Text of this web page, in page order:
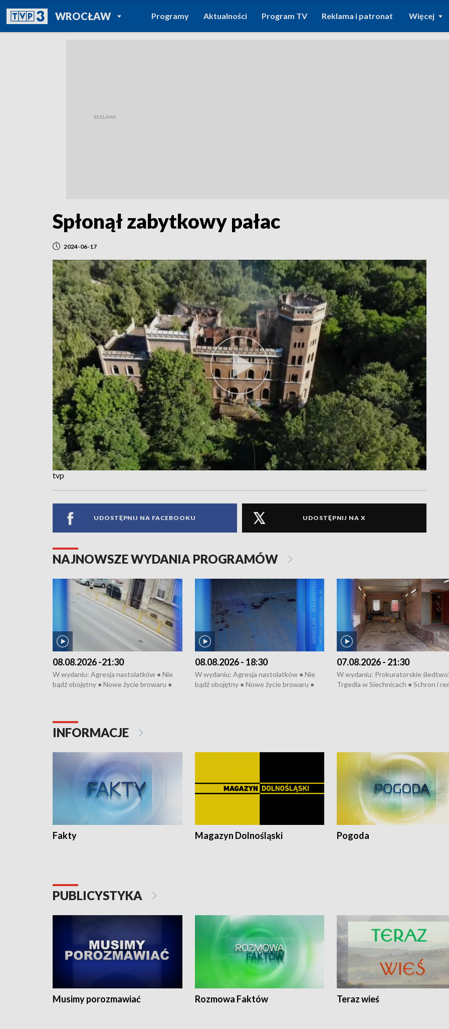
WROCŁAWPOWRÓT DO
TVP REGIONY
Programy Aktualności Program TV Reklama i patronat Więcej
Spłonął zabytkowy pałac
2024-06-17
tvp
UDOSTĘPNIJ NA FACEBOOKU UDOSTĘPNIJ NA X
NAJNOWSZE WYDANIA PROGRAMÓW
08.08.2026 -21:30
W wydaniu: Agresja nastolatków ● Nie
bądź obojętny ● Nowe życie browaru ●
08.08.2026 - 18:30
W wydaniu: Agresja nastolatków ● Nie
bądź obojętny ● Nowe życie browaru ●
07.08.2026 - 21:30
W wydaniu: Prokuratorskie
Trgedia w Siechnicach ● Schron i
INFORMACJE
Fakty Magazyn Dolnośląski Pogoda
PUBLICYSTYKA
Musimy porozmawiać Rozmowa Faktów Teraz wieś